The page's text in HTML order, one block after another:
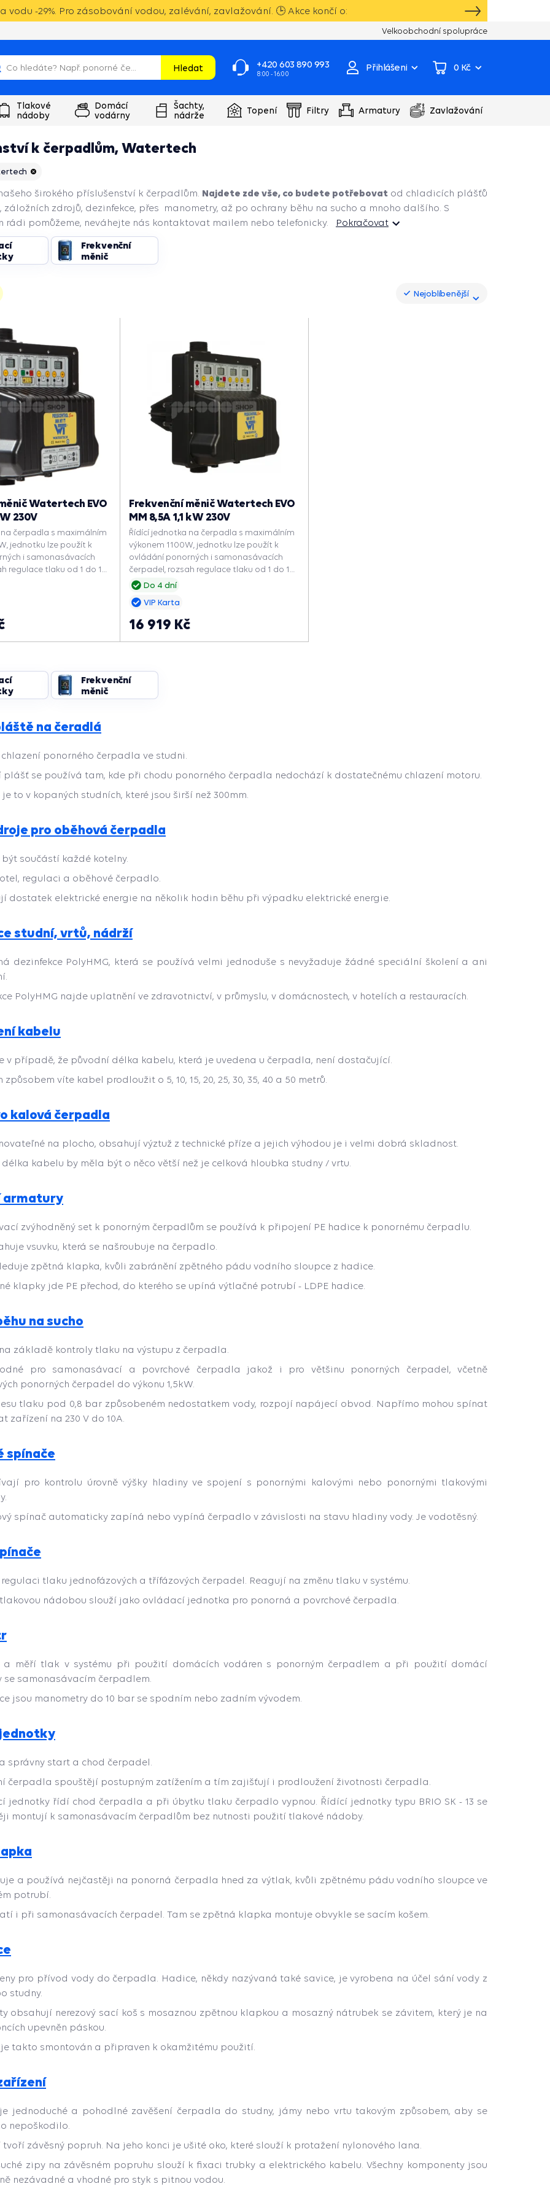
vodu -29%. Pro zásobování vodou, zalévání, zavlažování. 🕒 Akce končí o:
Vlastní sklad, výroba, servisní centrum
Velkoobchodní spolupráce
Hledat +420 603 890 993
8:00 - 16:00
Přihlášení 0 Kč
Tlakové
nádoby
Domácí
vodárny
Šachty,
nádrže
Topení Filtry Armatury Zavlažování
k čerpadlům, Watertech
širokého příslušenství k čerpadlům. Najdete zde vše, co budete potřebovat od chladicích plášťů
zdrojů, dezinfekce, přes manometry, až po ochrany běhu na sucho a mnoho dalšího. S
rádi pomůžeme, neváhejte nás kontaktovat mailem nebo telefonicky.
Pokračovat
Frekvenční
měnič
Nejoblíbenější
Watertech EVO
230V
čerpadla s maximálním
jednotku lze použít k
i samonasávacích
regulace tlaku od 1 do 12
1" ; 5/4".
Do 4 dní
Frekvenční měnič Watertech EVO
MM 8,5A 1,1 kW 230V
Řídící jednotka na čerpadla s maximálním
výkonem 1100W, jednotku lze použít k
ovládání ponorných i samonasávacích
čerpadel, rozsah regulace tlaku od 1 do 12
bar, rozměr připojení 1" ; 5/4".
VIP Karta
16 919 Kč
Frekvenční
měnič
na čeradlá
ponorného čerpadla ve studni.
se používá tam, kde při chodu ponorného čerpadla nedochází k dostatečnému chlazení motoru.
to v kopaných studních, které jsou širší než 300mm.
pro oběhová čerpadla
být součástí každé kotelny.
regulaci a oběhové čerpadlo.
dostatek elektrické energie na několik hodin běhu při výpadku elektrické energie.
studní, vrtů, nádrží
dezinfekce PolyHMG, která se používá velmi jednoduše s nevyžaduje žádné speciální školení a ani
PolyHMG najde uplatnění ve zdravotnictví, v průmyslu, v domácnostech, v hotelích a restauracích.
kabelu
v případě, že původní délka kabelu, která je uvedena u čerpadla, není dostačující.
způsobem víte kabel prodloužit o 5, 10, 15, 20, 25, 30, 35, 40 a 50 metrů.
kalová čerpadla
na plocho, obsahují výztuž z technické příze a jejich výhodou je i velmi dobrá skladnost.
kabelu by měla být o něco větší než je celková hloubka studny / vrtu.
armatury
zvýhodněný set k ponorným čerpadlům se používá k připojení PE hadice k ponornému čerpadlu.
vsuvku, která se našroubuje na čerpadlo.
zpětná klapka, kvůli zabránění zpětného pádu vodního sloupce z hadice.
klapky jde PE přechod, do kterého se upíná výtlačné potrubí - LDPE hadice.
na sucho
základě kontroly tlaku na výstupu z čerpadla.
pro samonasávací a povrchové čerpadla jakož i pro většinu ponorných čerpadel, včetně
ponorných čerpadel do výkonu 1,5kW.
tlaku pod 0,8 bar způsobeném nedostatkem vody, rozpojí napájecí obvod. Napřímo mohou spínat
zařízení na 230 V do 10A.
spínače
pro kontrolu úrovně výšky hladiny ve spojení s ponornými kalovými nebo ponornými tlakovými
spínač automaticky zapíná nebo vypíná čerpadlo v závislosti na stavu hladiny vody. Je vodotěsný.
tlaku jednofázových a třífázových čerpadel. Reagují na změnu tlaku v systému.
nádobou slouží jako ovládací jednotka pro ponorná a povrchové čerpadla.
a měří tlak v systému při použití domácích vodáren s ponorným čerpadlem a při použití domácí
se samonasávacím čerpadlem.
jsou manometry do 10 bar se spodním nebo zadním vývodem.
správny start a chod čerpadel.
čerpadla spouštějí postupným zatížením a tím zajišťují i ​​prodloužení životnosti čerpadla.
jednotky řídí chod čerpadla a při úbytku tlaku čerpadlo vypnou. Řídící jednotky typu BRIO SK - 13 se
montují k samonasávacím čerpadlům bez nutnosti použití tlakové nádoby.
a používá nejčastěji na ponorná čerpadla hned za výtlak, kvůli zpětnému pádu vodního sloupce ve
potrubí.
i při samonasávacích čerpadel. Tam se zpětná klapka montuje obvykle se sacím košem.
pro přívod vody do čerpadla. Hadice, někdy nazývaná také savice, je vyrobena na účel sání vody z
studny.
obsahují nerezový sací koš s mosaznou zpětnou klapkou a mosazný nátrubek se závitem, který je na
upevněn páskou.
je takto smontován a připraven k okamžitému použití.
jednoduché a pohodlné zavěšení čerpadla do studny, jámy nebo vrtu takovým způsobem, aby se
nepoškodilo.
tvoří závěsný popruh. Na jeho konci je ušité oko, které slouží k protažení nylonového lana.
zipy na závěsném popruhu slouží k fixaci trubky a elektrického kabelu. Všechny komponenty jsou
nezávadné a vhodné pro styk s pitnou vodou.